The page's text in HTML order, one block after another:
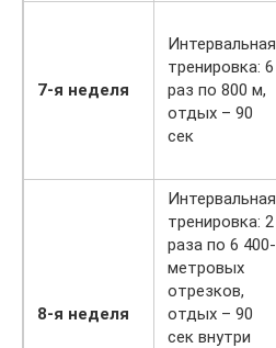
7-я неделя
Интервальная
тренировка: 6
раз по 800 м,
отдых – 90
сек
8-я неделя
Интервальная
тренировка: 2
раза по 6 400-
метровых
отрезков,
отдых – 90
сек внутри